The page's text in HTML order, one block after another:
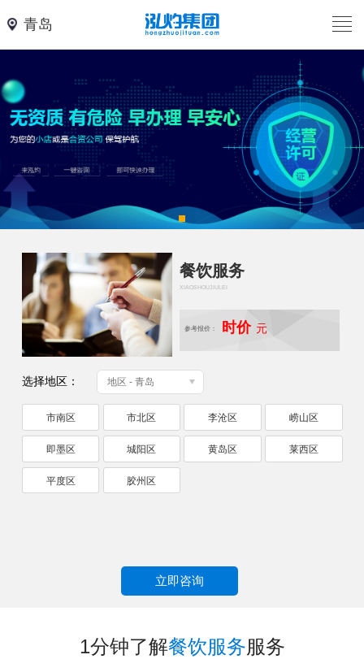
青岛
餐饮服务
XIAOSHOUJIULEI
选择地区： 地区 - 青岛
市南区 市北区 李沧区 崂山区
即墨区 城阳区 黄岛区 莱西区
平度区 胶州区
参考报价： 时价 元
立即咨询
1分钟了解餐饮服务服务